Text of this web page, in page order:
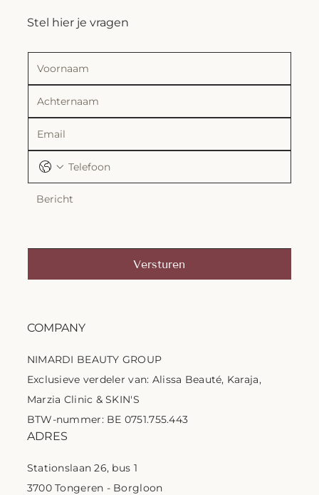
Stel hier je vragen
Versturen
COMPANY
NIMARDI BEAUTY GROUP
Exclusieve verdeler van: Alissa Beauté, Karaja,
Marzia Clinic & SKIN'S
BTW-nummer: BE 0751.755.443
ADRES
Stationslaan 26, bus 1
3700 Tongeren - Borgloon